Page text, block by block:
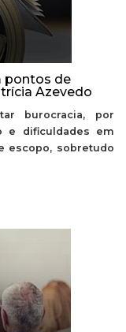
pontos de
Azevedo
burocracia, por
e dificuldades em
escopo, sobretudo